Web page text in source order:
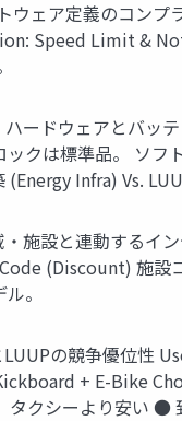
ウェア定義のコン
Speed Limit &
ードウェアとバッ
ックは標準品。 ソ
(Energy Infra) Vs.
施設と連動するイ
(Discount) 施設
。
LUUPの競争優位性
+ E-Bike
クシーより安い ●